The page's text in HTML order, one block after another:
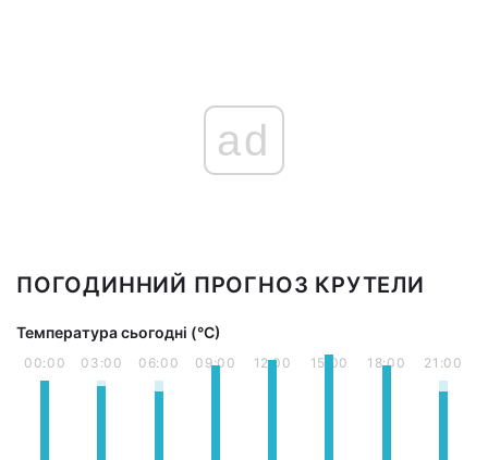
ad
ПОГОДИННИЙ ПРОГНОЗ КРУТЕЛИ
Температура сьогодні (°С)
00:00 03:00 06:00 09:00 12:00 15:00 18:00 21:00